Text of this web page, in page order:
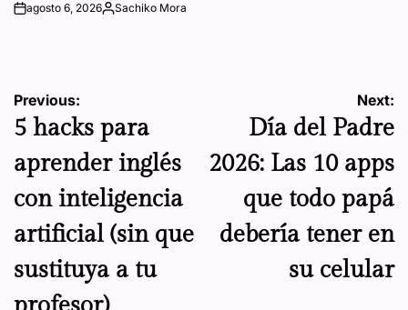
onagosto 6, 2026Posted
Sachiko Mora
Navegación
de
entradas
Previous:
5 hacks para
aprender inglés
con inteligencia
artificial (sin que
sustituya a tu
Next:
Día del Padre
2026: Las 10 apps
que todo papá
debería tener en
su celular